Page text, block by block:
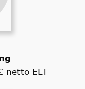
netto ELT